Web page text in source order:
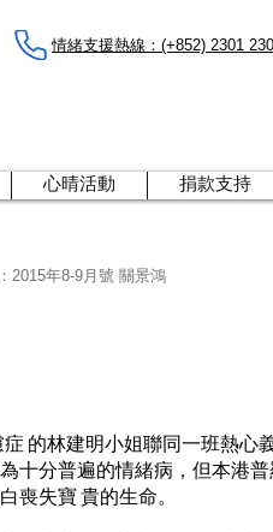
情緒支援熱線：​​(+852) 2301
心晴活動 捐款支持
2015年8-9月號 關景鴻
的林建明小姐聯同一班熱心
十分普遍的情緒病，但本港
喪失寶 貴的生命。